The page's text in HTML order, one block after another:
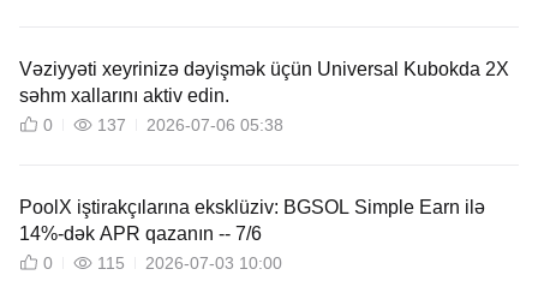
Vəziyyəti xeyrinizə dəyişmək üçün Universal Kubokda 2X
səhm xallarını aktiv edin.
0 137 2026-07-06 05:38
PoolX iştirakçılarına eksklüziv: BGSOL Simple Earn ilə
14%-dək APR qazanın -- 7/6
0 115 2026-07-03 10:00